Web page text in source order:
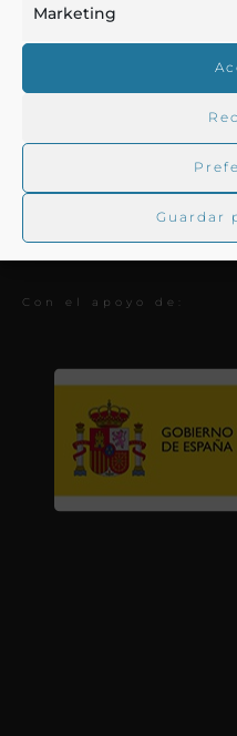
Marketing
Guardar
Real Academia de
Trabajamos para difundir
La RAG
Con el apoyo de: